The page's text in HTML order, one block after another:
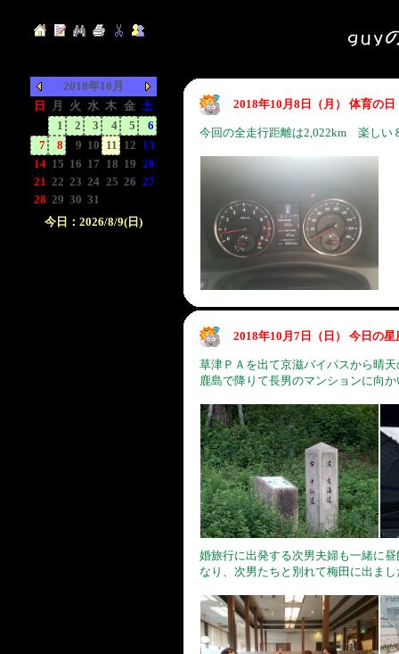
2018年10月
日
月 火 水 木 金 土
1 2 3 4 5
6
7
8 9 10 11 12 13
14 15 16 17 18 19 20
21 22 23 24 25 26 27
28 29 30 31
今日：2026/8/9(日)
2018年10月8日（月） 体育の
今回の全走行距離は2,022km 楽しい
2018年10月7日（日） 今日の
草津ＰＡを出て京滋バイパスから晴
鹿島で降りて長男のマンションに向
婚旅行に出発する次男夫婦も一緒に
なり、次男たちと別れて梅田に出まし